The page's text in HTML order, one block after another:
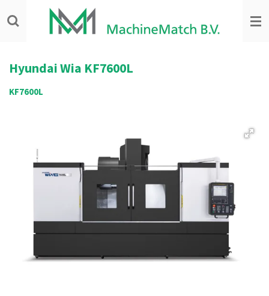
direct
hoofdinhoud
Hyundai Wia KF7600L
KF7600L